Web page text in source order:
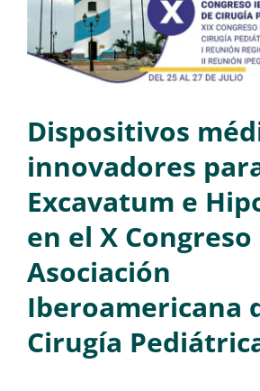
Dispositivos
innovadores
Excavatum e
en el X Congreso
Asociación
Iberoamericana
Cirugía